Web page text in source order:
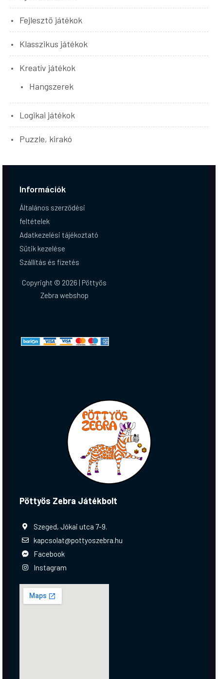
Fejlesztő játékok
Klasszikus játékok
Kreatív játékok
Hangszerek
Logikai játékok
Puzzle, kirakó
Információk
Általános szerződési
feltételek
Adatkezelési tájékoztató
Sütik kezelése
Szállítás és fizetés
Copyright © 2026 | Pöttyös
Zebra webshop
Pöttyös Zebra Játékbolt
Szeged, Jókai utca 7-9.
kapcsolat@pottyoszebra.hu
Facebook
Instagram